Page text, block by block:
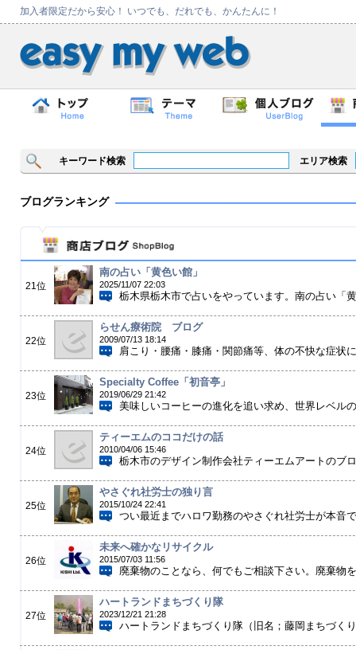
加入者限定だから安心！ いつでも、だれでも、かんたんに！
キーワード検索 エリア検索
ブログランキング
21位
南の占い「黄色い館」
2025/11/07 22:03
栃木県栃木市で占いをやっています。南の占い「
22位
らせん療術院 ブログ
2009/07/13 18:14
肩こり・腰痛・膝痛・関節痛等、体の不快な症状
23位
Specialty Coffee「初音亭」
2019/06/29 21:42
美味しいコーヒーの進化を追い求め、世界レベル
24位
ティーエムのココだけの話
2010/04/06 15:46
栃木市のデザイン制作会社ティーエムアートのブ
25位
やさぐれ社労士の独り言
2015/10/24 22:41
つい最近までハロワ勤務のやさぐれ社労士が本音
26位
未来へ確かなリサイクル
2015/07/03 11:56
廃棄物のことなら、何でもご相談下さい。廃棄物
27位
ハートランドまちづくり隊
2023/12/21 21:28
ハートランドまちづくり隊（旧名；藤岡まちづく